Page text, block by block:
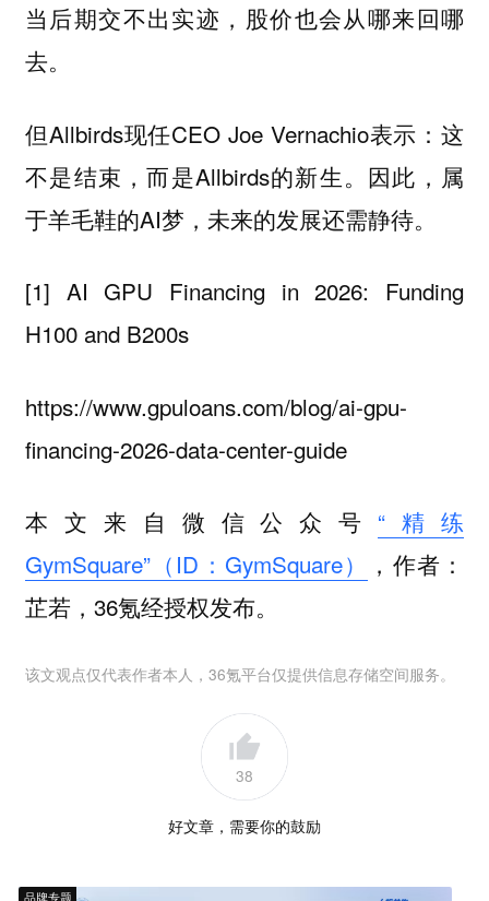
当后期交不出实迹，股价也会从哪来回哪
去。
但Allbirds现任CEO Joe Vernachio表示：这
不是结束，而是Allbirds的新生。因此，属
于羊毛鞋的AI梦，未来的发展还需静待。
[1] AI GPU Financing in 2026: Funding
H100 and B200s
https://www.gpuloans.com/blog/ai-gpu-
financing-2026-data-center-guide
本文来自微信公众号 “精练
GymSquare”（ID：GymSquare）
，作者：
芷若，36氪经授权发布。
该文观点仅代表作者本人，36氪平台仅提供信息存储空间服务。
38
好文章，需要你的鼓励
品牌专题